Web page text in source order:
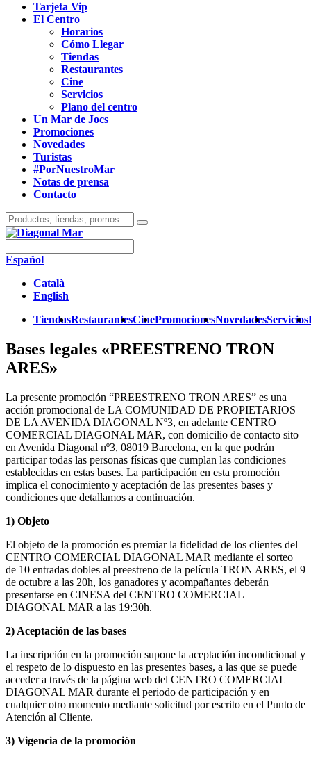
Tarjeta Vip
El Centro
Horarios
Cómo Llegar
Tiendas
Restaurantes
Cine
Servicios
Plano del centro
Un Mar de Jocs
Promociones
Novedades
Turistas
#PorNuestroMar
Notas de prensa
Contacto
Español
Català
English
TiendasRestaurantesCinePromocionesNovedadesServicios
Bases legales «PREESTRENO TRON
ARES»
La presente promoción “PREESTRENO TRON ARES” es una
acción promocional de LA COMUNIDAD DE PROPIETARIOS
DE LA AVENIDA DIAGONAL Nº3, en adelante CENTRO
COMERCIAL DIAGONAL MAR, con domicilio de contacto sito
en Avenida Diagonal nº3, 08019 Barcelona, en la que podrán
participar todas las personas físicas que cumplan las condiciones
establecidas en estas bases. La participación en esta promoción
implica el conocimiento y aceptación de las presentes bases y
condiciones que detallamos a continuación.
1) Objeto
El objeto de la promoción es premiar la fidelidad de los clientes del
CENTRO COMERCIAL DIAGONAL MAR mediante el sorteo
de 10 entradas dobles al preestreno de la película TRON ARES, el 9
de octubre a las 20h, los ganadores y acompañantes deberán
presentarse en CINESA del CENTRO COMERCIAL
DIAGONAL MAR a las 19:30h.
2) Aceptación de las bases
La inscripción en la promoción supone la aceptación incondicional y
el respeto de lo dispuesto en las presentes bases, a las que se puede
acceder a través de la página web del CENTRO COMERCIAL
DIAGONAL MAR durante el periodo de participación y en
cualquier otro momento mediante solicitud por escrito en el Punto de
Atención al Cliente.
3) Vigencia de la promoción